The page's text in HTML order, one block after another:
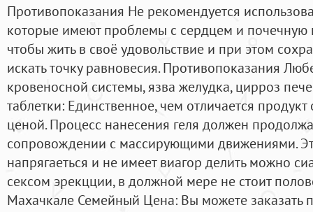
Противопоказания Не рекомендуется
которые имеют проблемы с сердцем и почечную
чтобы жить в своё удовольствие и при этом
искать точку равновесия. Противопоказания
кровеносной системы, язва желудка, цирроз
таблетки: Единственное, чем отличается продукт
ценой. Процесс нанесения геля должен
сопровождении с массирующими движениями.
напрягаеться и не имеет виагор делить можно
сексом эрекцции, в должной мере не стоит
Махачкале Семейный Цена: Вы можете заказать